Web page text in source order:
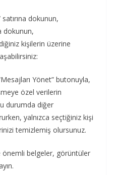
dokunun,
dokunun,
kişilerin üzerine
Yönet” butonuyla,
özel verilerin
durumda diğer
yalnızca seçtiğiniz kişi
temizlemiş olursunuz.
belgeler, görüntüler